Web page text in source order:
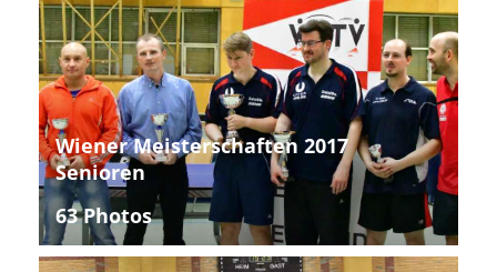
Wiener Meisterschaften 2017
Senioren
63 Photos